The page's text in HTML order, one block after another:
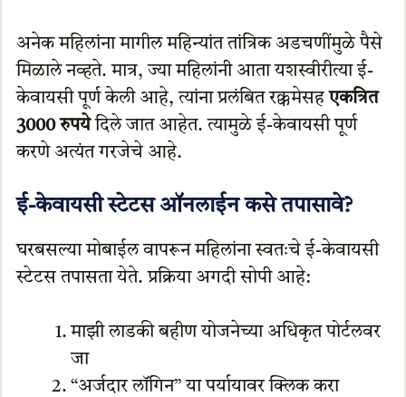
अनेक महिलांना मागील महिन्यांत तांत्रिक अडचणींमुळे पैसे
मिळाले नव्हते. मात्र, ज्या महिलांनी आता यशस्वीरीत्या ई-
केवायसी पूर्ण केली आहे, त्यांना प्रलंबित रक्कमेसहएकत्रित
3000 रुपयेदिले जात आहेत. त्यामुळे ई-केवायसी पूर्ण
करणे अत्यंत गरजेचे आहे.
ई-केवायसी स्टेटस ऑनलाईन कसे तपासावे?
घरबसल्या मोबाईल वापरून महिलांना स्वतःचे ई-केवायसी
स्टेटस तपासता येते. प्रक्रिया अगदी सोपी आहे:
माझी लाडकी बहीण योजनेच्या अधिकृत पोर्टलवर
जा
“अर्जदार लॉगिन” या पर्यायावर क्लिक करा